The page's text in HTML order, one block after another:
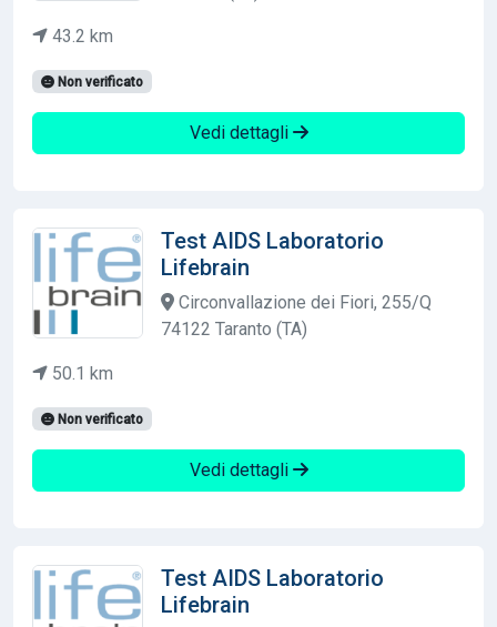
43.2 km
Non verificato
Vedi dettagli
Test AIDS Laboratorio
Lifebrain
Circonvallazione dei Fiori, 255/Q
74122 Taranto (TA)
50.1 km
Non verificato
Vedi dettagli
Test AIDS Laboratorio
Lifebrain